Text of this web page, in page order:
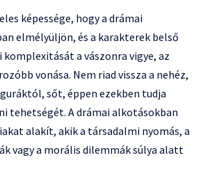
képessége, hogy a drámai
elmélyüljön, és a karakterek belső
a vászonra vigye, az
vonása. Nem riad vissza a nehéz,
sőt, éppen ezekben tudja
tehetségét. A drámai alkotásokban
alakít, akik a társadalmi nyomás, a
vagy a morális dilemmák súlya alatt